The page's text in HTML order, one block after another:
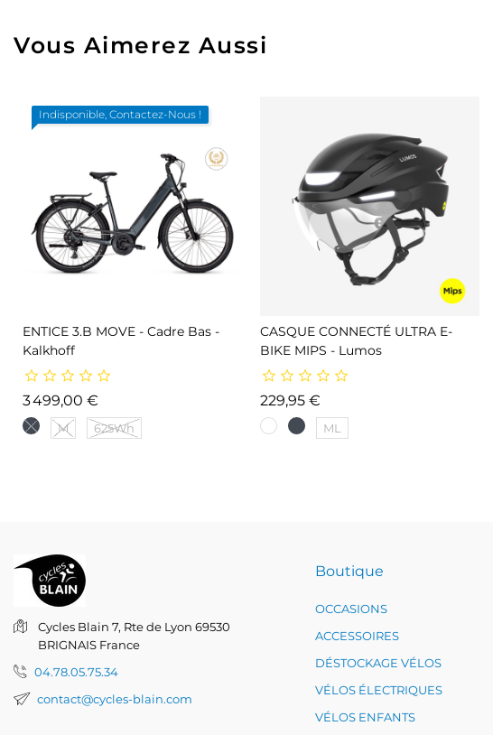
Vous Aimerez Aussi
Indisponible, Contactez-Nous !
ENTICE 3.B MOVE - Cadre Bas -
Kalkhoff
3 499,00 €
M 625Wh
CASQUE CONNECTÉ ULTRA E-
BIKE MIPS - Lumos
229,95 €Prix
ML
Cycles Blain 7, Rte de Lyon 69530
BRIGNAIS France
04.78.05.75.34
contact@cycles-blain.com
Boutique
OCCASIONS
ACCESSOIRES
DÉSTOCKAGE VÉLOS
VÉLOS ÉLECTRIQUES
VÉLOS ENFANTS